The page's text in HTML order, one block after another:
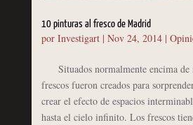
10 pinturas al fresco de Madrid
por Investigart| Nov 24, 2014|
Situados normalmente encima de
frescos fueron creados para
crear el efecto de espacios
hasta el cielo infinito. Los frescos